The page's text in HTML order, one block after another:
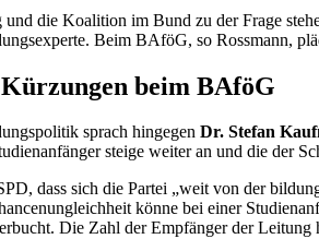
die Koalition im Bund zu der Frage
Beim BAföG, so Rossmann,
beim BAföG
sprach hingegen Dr. Stefan
steige weiter an und die der
dass sich die Partei „weit von der
nungleichheit könne bei einer
Die Zahl der Empfänger der